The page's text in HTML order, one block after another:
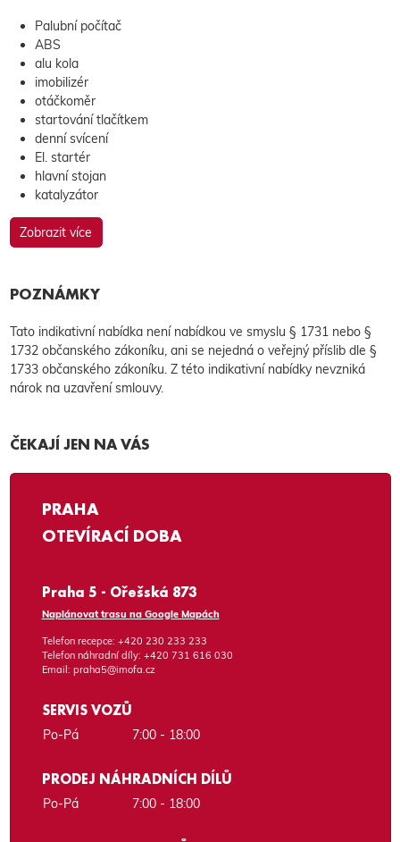
Palubní počítač
ABS
alu kola
imobilizér
otáčkoměr
startování tlačítkem
denní svícení
El. startér
hlavní stojan
katalyzátor
Zobrazit více
POZNÁMKY
Tato indikativní nabídka není nabídkou ve smyslu § 1731 nebo §
1732 občanského zákoníku, ani se nejedná o veřejný příslib dle §
1733 občanského zákoníku. Z této indikativní nabídky nevzniká
nárok na uzavření smlouvy.
ČEKAJÍ JEN NA VÁS
PRAHA
OTEVÍRACÍ DOBA
Praha 5 - Ořešská 873
Naplánovat trasu na Google Mapách
Telefon recepce: +420 230 233 233
Telefon náhradní díly: +420 731 616 030
Email: praha5@imofa.cz
SERVIS VOZŮ
Po-Pá 7:00 - 18:00
PRODEJ NÁHRADNÍCH DÍLŮ
Po-Pá 7:00 - 18:00